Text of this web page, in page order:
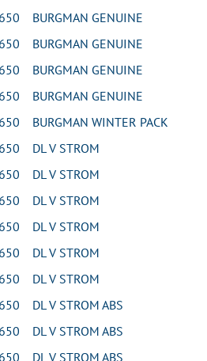
BURGMAN GENUINE
BURGMAN GENUINE
BURGMAN GENUINE
BURGMAN GENUINE
BURGMAN WINTER PACK
DL V STROM
DL V STROM
DL V STROM
DL V STROM
DL V STROM
DL V STROM
DL V STROM ABS
DL V STROM ABS
DL V STROM ABS